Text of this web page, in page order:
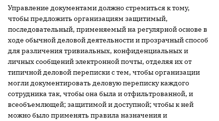
Управление документами должно стремиться к тому,
чтобы предложить организациям защитимый,
последовательный, применяемый на регулярной основе в
ходе обычной деловой деятельности и прозрачный способ
для различения тривиальных, конфиденциальных и
личных сообщений электронной почты, отделяя их от
типичной деловой переписки с тем, чтобы организации
могли документировать деловую переписку каждого
сотрудника так, чтобы она была и отфильтрованной, и
всеобъемлющей; защитимой и доступной; чтобы к ней
можно было применять правила назначения и